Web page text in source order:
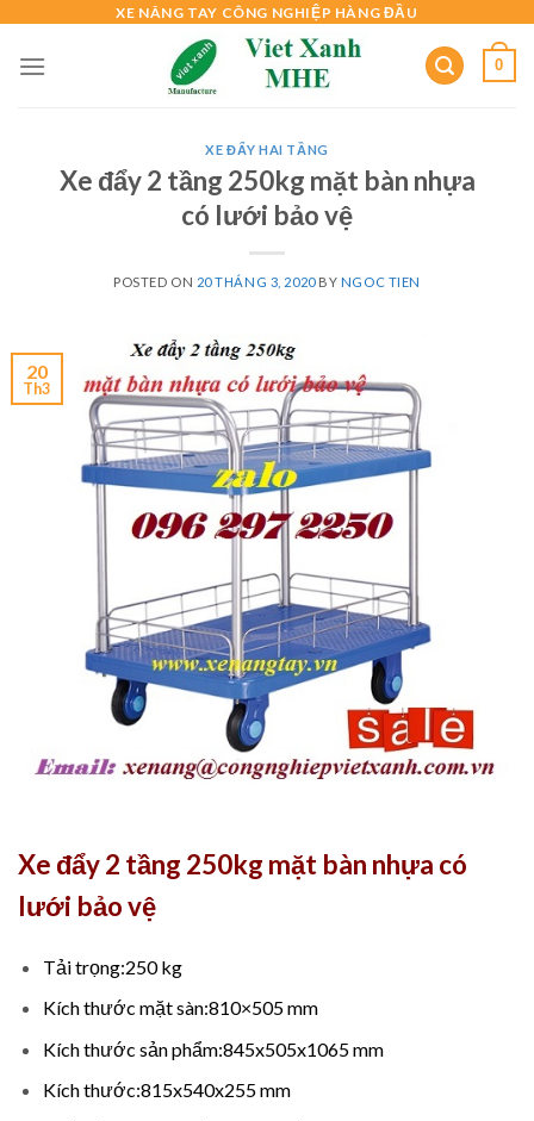
content
XE NÂNG TAY CÔNG NGHIỆP HÀNG ĐẦU
0
XE ĐẨY HAI TẦNG
Xe đẩy 2 tầng 250kg mặt bàn nhựa
có lưới bảo vệ
POSTED ON 20 THÁNG 3, 2020BY NGOC TIEN
20
Th3
Xe đẩy 2 tầng 250kg mặt bàn nhựa có
lưới bảo vệ
Tải trọng:250 kg
Kích thước mặt sàn:810×505 mm
Kích thước sản phẩm:845x505x1065 mm
Kích thước:815x540x255 mm